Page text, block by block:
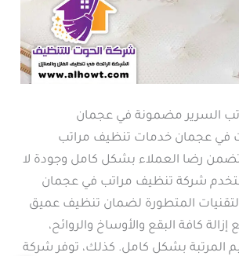
السرير مضمونة في عجمان
في عجمان خدمات تنظيف مراتب
رضا العملاء بشكل كامل وجودة لا
شركة تنظيف مراتب في عجمان
المتطورة لضمان تنظيف عميق
كافة البقع والأوساخ والروائح،
المرتبة بشكل كامل. كذلك، توفر شركة